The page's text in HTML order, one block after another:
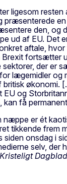
ligesom
den,
ud af EU.
aftale,
der er
lægemidler
og
få
er ét
tikkende
onsdag i
selv,